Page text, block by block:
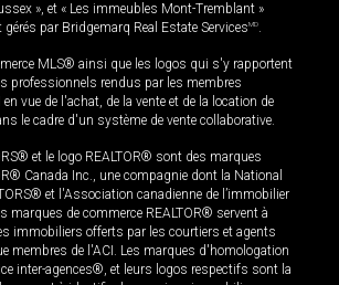
», et « Les immeubles Mont-Tremblant »
par Bridgemarq Real Estate ServicesMD.
MLS® ainsi que les logos qui s'y rapportent
professionnels rendus par les membres
vue de l'achat, de la vente et de la location de
le cadre d'un système de vente collaborative.
et le logo REALTOR® sont des marques
Canada Inc., une compagnie dont la National
et l'Association canadienne de l’immobilier
marques de commerce REALTOR® servent à
immobiliers offerts par les courtiers et agents
membres de l'ACI. Les marques d'homologation
inter-agences®, et leurs logos respectifs sont la